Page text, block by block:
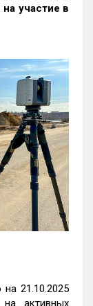
участие в
21.10.2025
активных